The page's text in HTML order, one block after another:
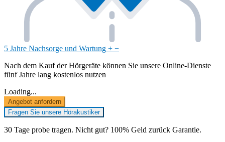
5 Jahre Nachsorge und Wartung + −
Nach dem Kauf der Hörgeräte können Sie unsere Online-Dienste
fünf Jahre lang kostenlos nutzen
Loading...
Angebot anfordern
Fragen Sie unsere Hörakustiker
30 Tage probe tragen. Nicht gut? 100% Geld zurück Garantie.